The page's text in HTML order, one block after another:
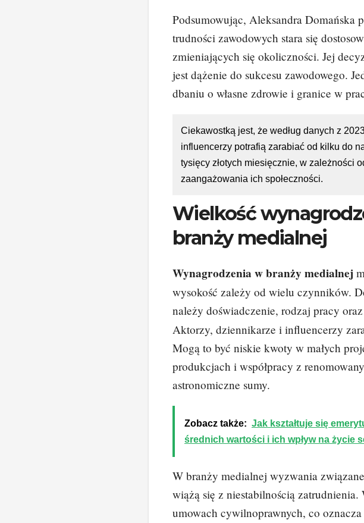
Podsumowując, Aleksandra Domańska
trudności zawodowych stara się
zmieniających się okoliczności. Jej
jest dążenie do sukcesu zawodowego.
dbaniu o własne zdrowie i granice w
Ciekawostką jest, że według danych z
influencerzy potrafią zarabiać od kilku do
tysięcy złotych miesięcznie, w zależności
zaangażowania ich społeczności.
Wielkość
branży medialnej
Wynagrodzenia w branży medialnej
wysokość zależy od wielu czynników.
należy doświadczenie, rodzaj pracy oraz
Aktorzy, dziennikarze i influencerzy
Mogą to być niskie kwoty w małych
produkcjach i współpracy z
astronomiczne sumy.
Zobacz także: Jak kształtuje się
średnich wartości i ich wpływ na życie
W branży medialnej wyzwania
wiążą się z niestabilnością zatrudnienia.
umowach cywilnoprawnych, co oznacza